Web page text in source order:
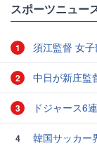
スポーツニュー
1 須江監督 女
2 中日が新庄監
3 ドジャース6
4 韓国サッカー界に衝撃